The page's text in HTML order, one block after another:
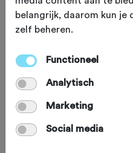
De Kouterberg is
op een asfalt- en
gemiddelde
3,4% en de
1991 werd deze
belangrijk, daarom kun je
zelf beheren.
Functioneel
Analytisch
Marketing
Social media